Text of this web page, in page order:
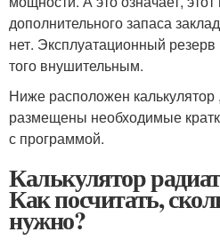
дополнительного запаса
нет. Эксплуатационный
того внушительным.
Ниже расположен калькулятор
размещены необходимые
с программой.
Калькулятор
Как посчитать,
нужно?